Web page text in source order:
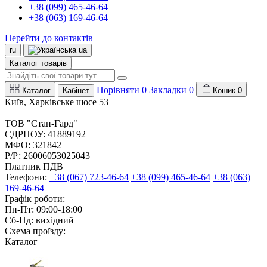
+38 (099) 465-46-64
+38 (063) 169-46-64
Перейти до контактів
ru
ua
Каталог товарів
Каталог Кабінет Порівняти 0 Закладки 0 Кошик 0
Київ, Харківське шосе 53
ТОВ "Стан-Гард"
ЄДРПОУ: 41889192
МФО: 321842
Р/Р: 26006053025043
Платник ПДВ
Телефони: +38 (067) 723-46-64 +38 (099) 465-46-64 +38 (063)
169-46-64
Графік роботи:
Пн-Пт: 09:00-18:00
Сб-Нд: вихідний
Схема проїзду:
Каталог